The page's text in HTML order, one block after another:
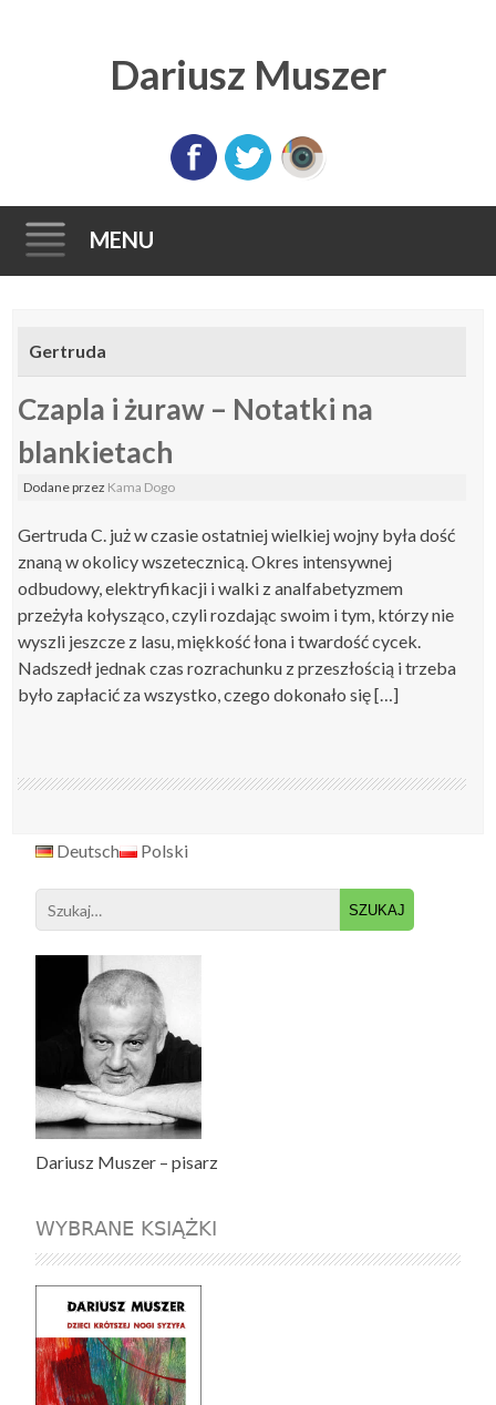
Dariusz Muszer
MENU
content
Gertruda
Czapla i żuraw – Notatki na
blankietach
Dodaneprzez Kama Dogo
Gertruda C. już w czasie ostatniej wielkiej wojny była dość
znaną w okolicy wszetecznicą. Okres intensywnej
odbudowy, elektryfikacji i walki z analfabetyzmem
przeżyła kołysząco, czyli rozdając swoim i tym, którzy nie
wyszli jeszcze z lasu, miękkość łona i twardość cycek.
Nadszedł jednak czas rozrachunku z przeszłością i trzeba
było zapłacić za wszystko, czego dokonało się […]
Deutsch Polski
Search
for:
Dariusz Muszer – pisarz
WYBRANE KSIĄŻKI